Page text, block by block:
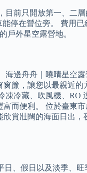
前只開放第一、二
停在營位旁。 費用
戶外星空露營地。
邊舟舟｜曉晴星空
簾，讓您以最親近
冷藏、吹風機、
而便利。 位於臺東
賞壯闊的海面日出
、假日以及淡季、